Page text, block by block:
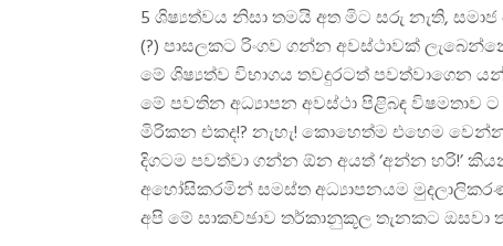
5 ශිෂ්‍යත්වය නිසා තමයි අත මිට සරු නැති,
(?) පාසලකට රිංගව ගන්න අවස්ථාවක්
මේ ශිෂ්‍යත්ව විභාගය තවදුරටත් පවත්වාගෙන
මේ පවතින අධ්‍යාපන අවස්ථා පිළිබඳ
මිරිකන එකද!? නැහැ! කොහෙත්ම එහෙම
දිගටම පවත්වා ගන්න ඕන අයත් ‘අන්න හරි!’
අහෝසිකරමින් සමස්ත අධ්‍යාපනයම
අපි මේ සාකච්ඡාව තර්කානුකූල තැනකට ඔසවා